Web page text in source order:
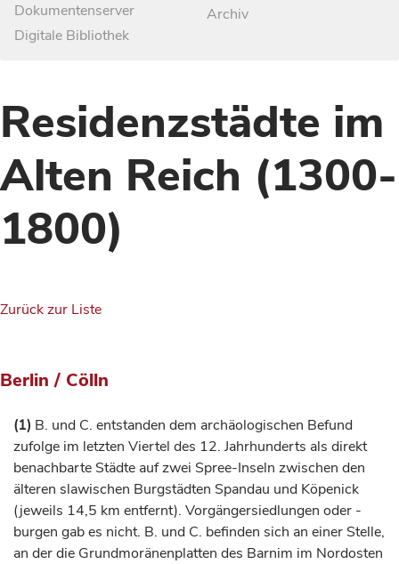
Dokumentenserver
Digitale Bibliothek
Archiv
Residenzstädte im
Alten Reich (1300-
1800)
Zurück zur Liste
Berlin / Cölln
(1) B. und C. entstanden dem archäologischen Befund
zufolge im letzten Viertel des 12. Jahrhunderts als direkt
benachbarte Städte auf zwei Spree-Inseln zwischen den
älteren slawischen Burgstädten Spandau und Köpenick
(jeweils 14,5 km entfernt). Vorgängersiedlungen oder -
burgen gab es nicht. B. und C. befinden sich an einer Stelle,
an der die Grundmoränenplatten des Barnim im Nordosten